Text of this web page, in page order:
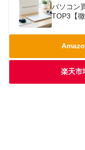
パソコン
TOP3【徹
楽天市